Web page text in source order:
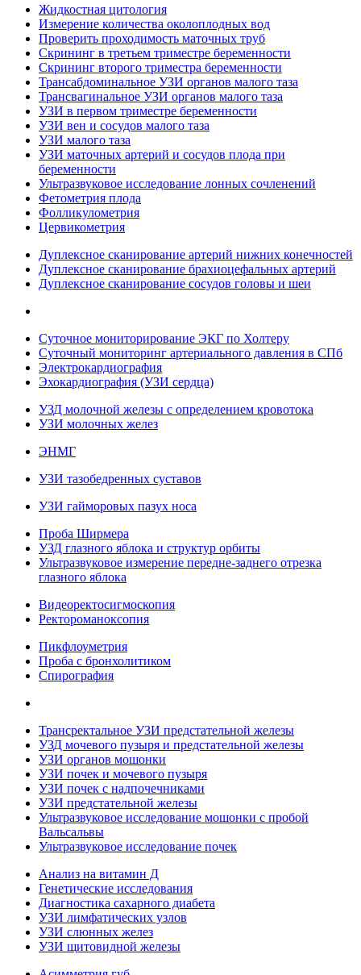
Жидкостная цитология
Измерение количества околоплодных вод
Проверить проходимость маточных труб
Скрининг в третьем триместре беременности
Скрининг второго триместра беременности
Трансабдоминальное УЗИ органов малого таза
Трансвагинальное УЗИ органов малого таза
УЗИ в первом триместре беременности
УЗИ вен и сосудов малого таза
УЗИ малого таза
УЗИ маточных артерий и сосудов плода при
беременности
Ультразвуковое исследование лонных сочленений
Фетометрия плода
Фолликулометрия
Цервикометрия
Дуплексное сканирование артерий нижних конечностей
Дуплексное сканирование брахиоцефальных артерий
Дуплексное сканирование сосудов головы и шеи
Суточное мониторирование ЭКГ по Холтеру
Суточный мониторинг артериального давления в СПб
Электрокардиография
Эхокардиография (УЗИ сердца)
УЗД молочной железы с определением кровотока
УЗИ молочных желез
ЭНМГ
УЗИ тазобедренных суставов
УЗИ гайморовых пазух носа
Проба Ширмера
УЗД глазного яблока и структур орбиты
Ультразвуковое измерение передне-заднего отрезка
глазного яблока
Видеоректосигмоскопия
Ректороманоксопия
Пикфлоуметрия
Проба с бронхолитиком
Спирография
Трансректальное УЗИ предстательной железы
УЗД мочевого пузыря и предстательной железы
УЗИ органов мошонки
УЗИ почек и мочевого пузыря
УЗИ почек с надпочечниками
УЗИ предстательной железы
Ультразвуковое исследование мошонки с пробой
Вальсальвы
Ультразвуковое исследование почек
Анализ на витамин Д
Генетические исследования
Диагностика сахарного диабета
УЗИ лимфатических узлов
УЗИ слюнных желез
УЗИ щитовидной железы